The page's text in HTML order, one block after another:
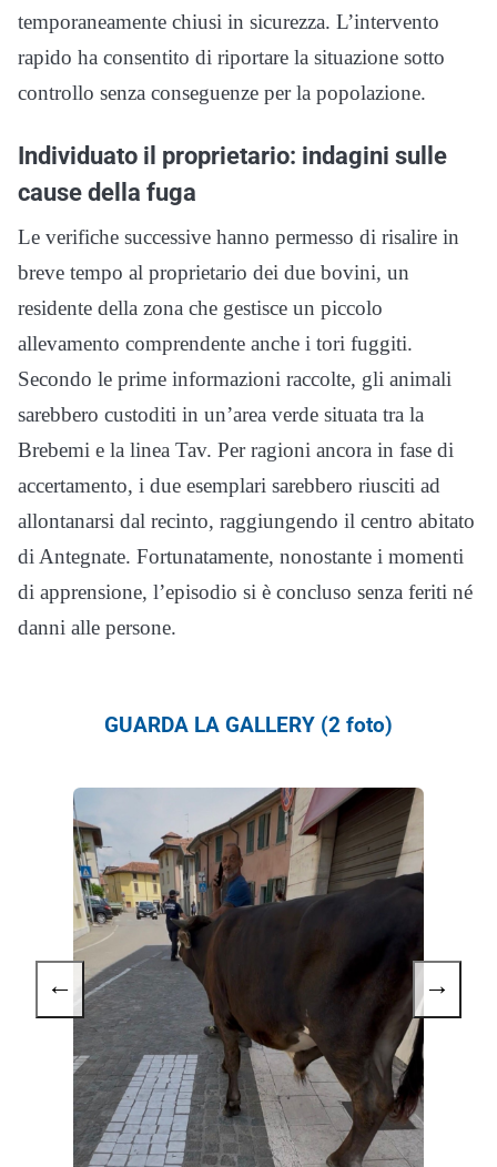
temporaneamente chiusi in sicurezza. L’intervento
rapido ha consentito di riportare la situazione sotto
controllo senza conseguenze per la popolazione.
Individuato il proprietario: indagini sulle
cause della fuga
Le verifiche successive hanno permesso di risalire in
breve tempo al proprietario dei due bovini, un
residente della zona che gestisce un piccolo
allevamento comprendente anche i tori fuggiti.
Secondo le prime informazioni raccolte, gli animali
sarebbero custoditi in un’area verde situata tra la
Brebemi e la linea Tav. Per ragioni ancora in fase di
accertamento, i due esemplari sarebbero riusciti ad
allontanarsi dal recinto, raggiungendo il centro abitato
di Antegnate. Fortunatamente, nonostante i momenti
di apprensione, l’episodio si è concluso senza feriti né
danni alle persone.
GUARDA LA GALLERY (2 foto)
← →